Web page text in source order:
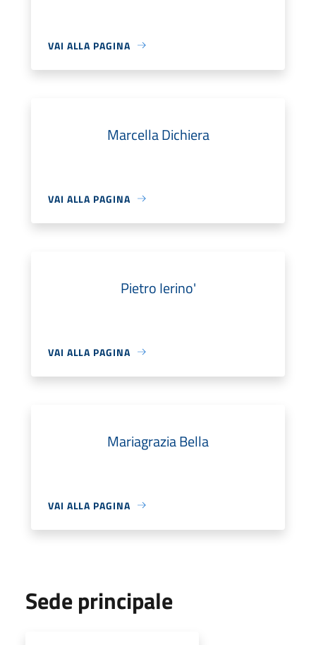
VAI ALLA PAGINA
Marcella Dichiera
VAI ALLA PAGINA
Pietro Ierino'
VAI ALLA PAGINA
Mariagrazia Bella
VAI ALLA PAGINA
Sede principale